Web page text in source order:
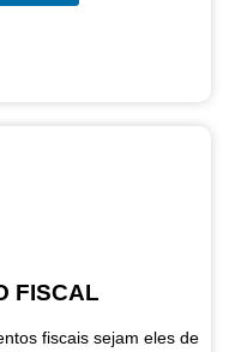
FISCAL
fiscais sejam eles de